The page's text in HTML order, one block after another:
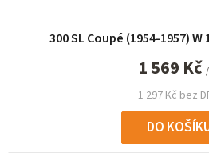
300 SL Coupé (1954-1957)
1 297 Kč bez
1 569 Kč
DO